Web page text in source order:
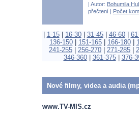
| Autor: Bohumila
přečtení | Počet
1-15| 16-30| 31-45| 46-60|
136-150| 151-165| 166-180|
241-255
256-270 271-285
346-360| 361-375| 376-
Nové filmy, videa a audia
www.TV-MIS.cz